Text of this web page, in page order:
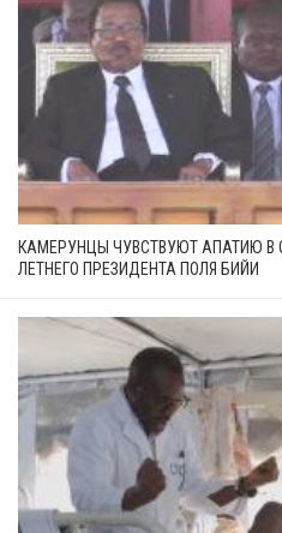
КАМЕРУНЦЫ ЧУВСТВУЮТ АПАТИЮ
ЛЕТНЕГО ПРЕЗИДЕНТА ПОЛЯ БИЙИ